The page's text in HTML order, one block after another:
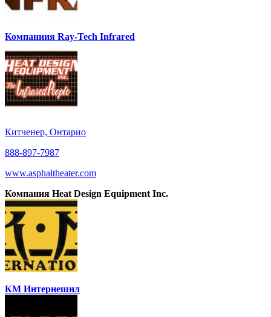
Компаниия Ray-Tech Infrared
Китченер, Онтарио
888-897-7987
www.asphaltheater.com
Компания Heat Design Equipment Inc.
КМ Интернешнл